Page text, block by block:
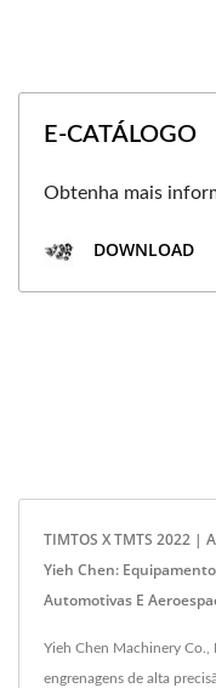
E-CATÁLOGO
Obtenha mais
DOWNLOAD
TIMTOS X TMTS 2022 |
Yieh Chen:
Automotivas E
Yieh Chen Machinery Co.,
engrenagens de alta